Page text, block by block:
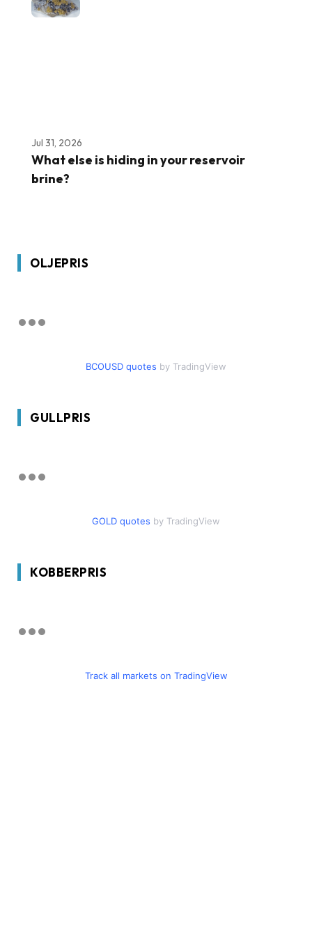
Jul 31, 2026
What else is hiding in your reservoir
brine?
OLJEPRIS
BCOUSD quotes by TradingView
GULLPRIS
GOLD quotes by TradingView
KOBBERPRIS
Track all markets on TradingView